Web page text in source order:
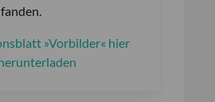
»Vorbilder« hier